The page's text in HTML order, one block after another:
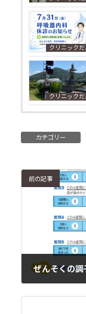
クリニックだ
クリニックだ
カテゴリー
前の記事